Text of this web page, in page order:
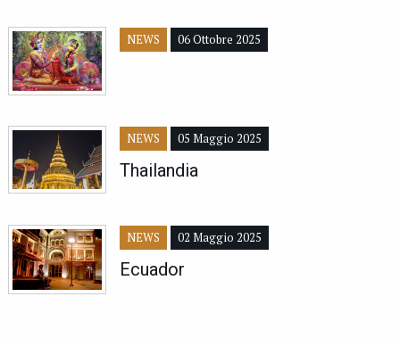
NEWS 06 Ottobre 2025
NEWS 05 Maggio 2025
Thailandia
NEWS 02 Maggio 2025
Ecuador